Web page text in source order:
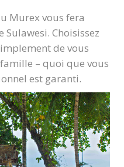
Murex vous fera
Choisissez
de vous
– quoi que vous
est garanti.